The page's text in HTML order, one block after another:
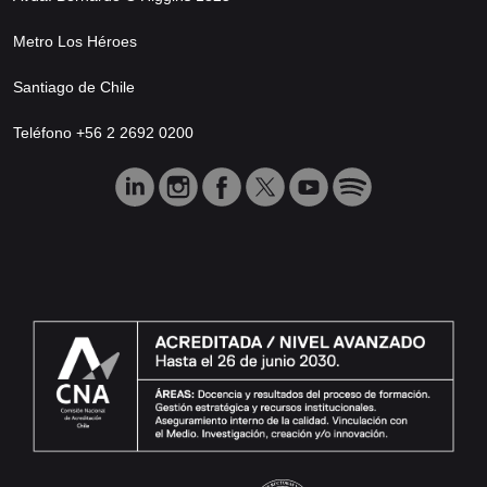
Metro Los Héroes
Santiago de Chile
Teléfono +56 2 2692 0200